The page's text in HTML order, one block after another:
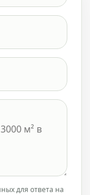
для ответа на